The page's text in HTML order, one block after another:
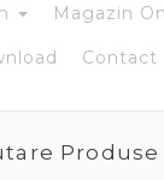
Magazin
Contact
Produse